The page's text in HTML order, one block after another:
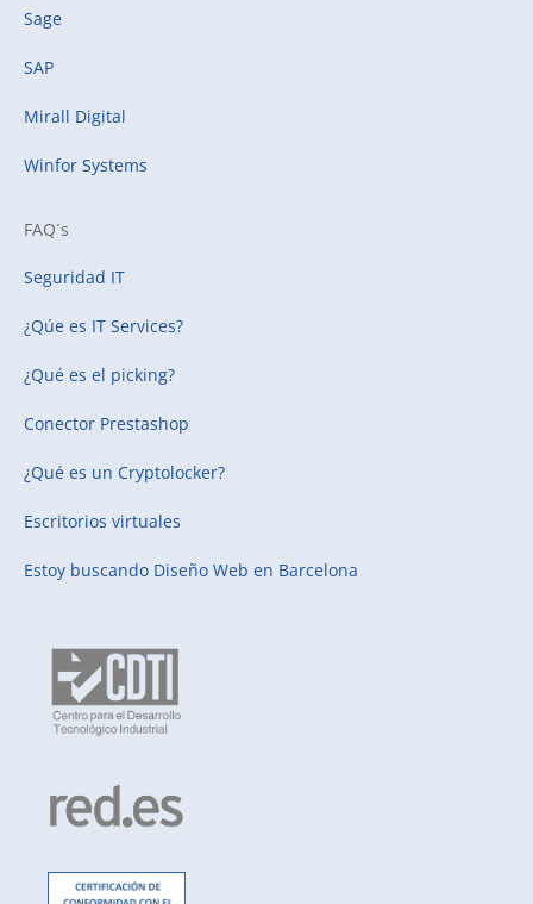
Sage
SAP
Mirall Digital
Winfor Systems
FAQ´s
Seguridad IT
¿Qúe es IT Services?
¿Qué es el picking?
Conector Prestashop
¿Qué es un Cryptolocker?
Escritorios virtuales
Estoy buscando Diseño Web en Barcelona